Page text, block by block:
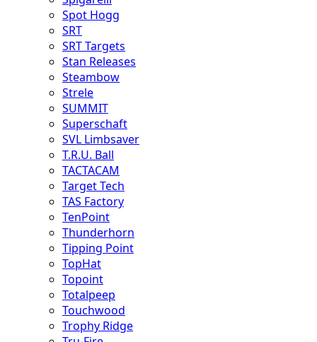
Spot Hogg
SRT
SRT Targets
Stan Releases
Steambow
Strele
SUMMIT
Superschaft
SVL Limbsaver
T.R.U. Ball
TACTACAM
Target Tech
TAS Factory
TenPoint
Thunderhorn
Tipping Point
TopHat
Topoint
Totalpeep
Touchwood
Trophy Ridge